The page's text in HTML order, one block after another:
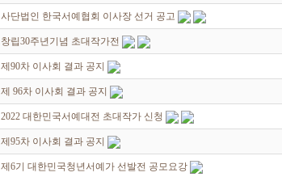
사단법인 한국서예협회 이사장 선거 공고
창립30주년기념 초대작가전
제90차 이사회 결과 공지
제 96차 이사회 결과 공지
2022 대한민국서예대전 초대작가 신청
제95차 이사회 결과 공지
제6기 대한민국청년서예가 선발전 공모요강